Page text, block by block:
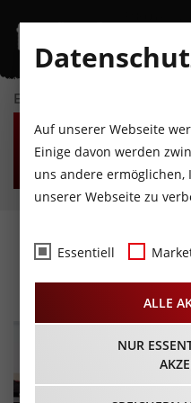
EVENTKALENDER
SA
8
AUGUST
SO
9
AUGUST
Landecker
15.07.2026 -
Auf unserer Webseite
Einige davon werden
uns andere
unserer Webseite zu
Essentiell
ALLE
NUR